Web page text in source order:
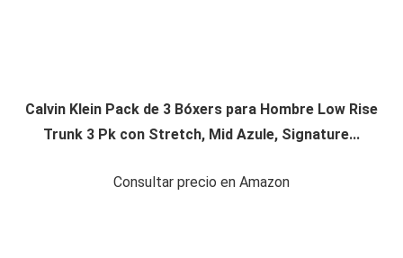
Calvin Klein Pack de 3 Bóxers para Hombre Low Rise
Trunk 3 Pk con Stretch, Mid Azule, Signature...
Consultar precio en Amazon